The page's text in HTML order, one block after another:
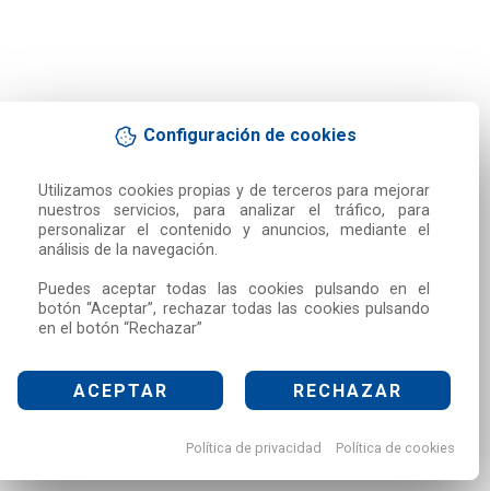
Configuración de cookies
Utilizamos cookies propias y de terceros para mejorar
nuestros servicios, para analizar el tráfico, para
personalizar el contenido y anuncios, mediante el
análisis de la navegación.
Puedes aceptar todas las cookies pulsando en el
botón “Aceptar”, rechazar todas las cookies pulsando
en el botón “Rechazar”
ACEPTAR RECHAZAR
Política de privacidad Política de cookies